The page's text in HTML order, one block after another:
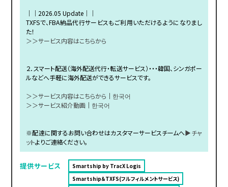
｜｜2026.05 Update｜｜
TXFSで、FBA納品代行サービスもご利用いただけるようになりまし
た！
＞＞サービス内容はこちらから
２．スマート配送（海外配送代行・転送サービス）・・・韓国、シンガポー
ルなどへ手軽に海外配送ができるサービスです。
＞＞サービス内容はこちらから ｜ 한국어
＞＞サービス紹介動画 ｜ 한국어
※配達に関するお問い合わせはカスタマーサービスチームへ▶チャ
ットよりご連絡ください。
提供サービス
Smartship by TracX Logis
Smartship＆TXFS(フルフィルメントサービス)